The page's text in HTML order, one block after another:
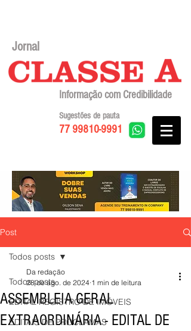
Jornal
Informação com Credibilidade
77 99810-9991
Sugestões de pauta
Post
Todos posts
EDITAL REGISTRO DE IMÓVEIS
EDITAIS DE PROCLAMAS
Todos posts
ASSEMBLEIA GERAL
EXTRAORDINÁRIA - EDITAL DE
Da redação
28 de ago. de 2024 1 min de leitura